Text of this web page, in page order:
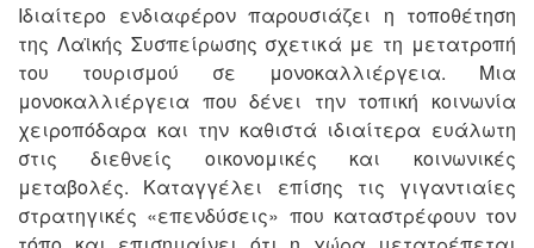
Ιδιαίτερο ενδιαφέρον παρουσιάζει η τοποθέτηση
της Λαϊκής Συσπείρωσης σχετικά με τη μετατροπή
του τουρισμού σε μονοκαλλιέργεια. Μια
μονοκαλλιέργεια που δένει την τοπική κοινωνία
χειροπόδαρα και την καθιστά ιδιαίτερα ευάλωτη
στις διεθνείς οικονομικές και κοινωνικές
μεταβολές. Καταγγέλει επίσης τις γιγαντιαίες
στρατηγικές «επενδύσεις» που καταστρέφουν τον